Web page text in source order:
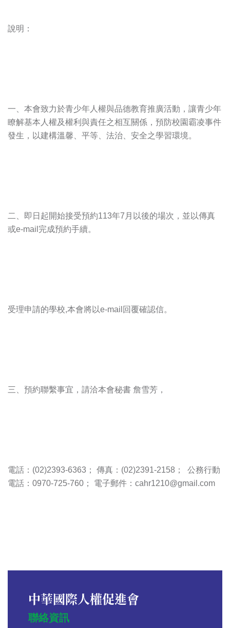
說明：
一、本會致力於青少年人權與品德教育推廣活動，讓青少年
瞭解基本人權及權利與責任之相互關係，預防校園霸凌事件
發生，以建構溫馨、平等、法治、安全之學習環境。
二、即日起開始接受預約113年7月以後的場次，並以傳真
或e-mail完成預約手續。
受理申請的學校,本會將以e-mail回覆確認信。
三、預約聯繫事宜，請洽本會秘書 詹雪芳，
電話：(02)2393-6363； 傳真：(02)2391-2158； 公務行動
電話：0970-725-760； 電子郵件：cahr1210@gmail.com
中華國際人權促進會
聯絡資訊